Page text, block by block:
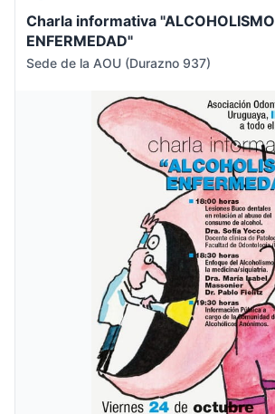
Charla informativa "ALCOHOLISMO
ENFERMEDAD"
Sede de la AOU (Durazno 937)